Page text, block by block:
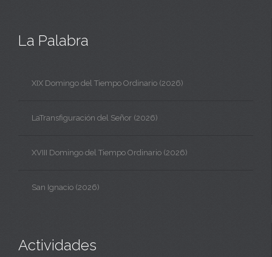
La Palabra
XIX Domingo del Tiempo Ordinario (2026)
LaTransfiguración del Señor (2026)
XVIII Domingo del Tiempo Ordinario (2026)
San Ignacio (2026)
Actividades